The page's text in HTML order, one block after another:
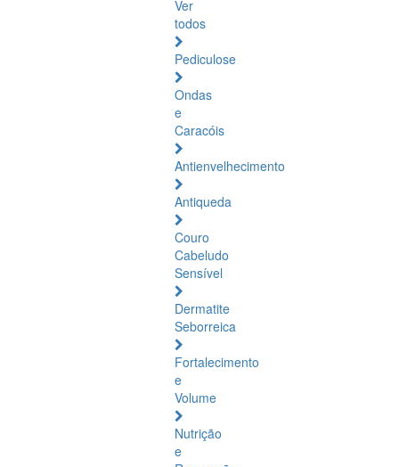
Ver
todos
Pediculose
Ondas
e
Caracóis
Antienvelhecimento
Antiqueda
Couro
Cabeludo
Sensível
Dermatite
Seborreica
Fortalecimento
e
Volume
Nutrição
e